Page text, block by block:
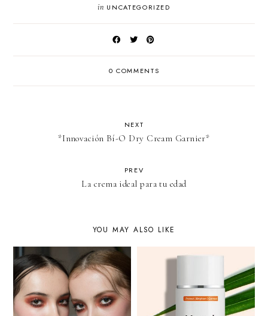
in UNCATEGORIZED
0 COMMENTS
NEXT
*Innovación Bí-O Dry Cream Garnier*
PREV
La crema ideal para tu edad
YOU MAY ALSO LIKE